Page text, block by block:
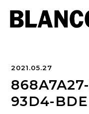
2021.05.27
93D4-